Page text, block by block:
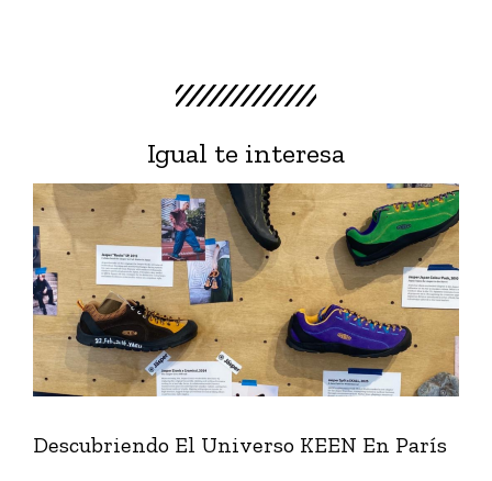
Igual te interesa
Descubriendo El Universo KEEN En París